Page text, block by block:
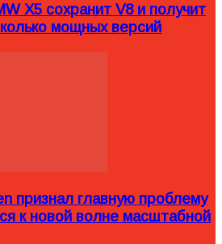
X5 сохранит V8 и получит
мощных версий
признал главную проблему
к новой волне масштабной